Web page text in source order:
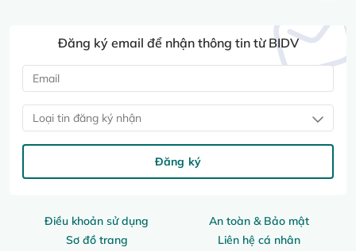
Điều khoản sử dụng
An toàn & Bảo mật
Sơ đồ trang
Liên hệ cá nhân
Đăng ký email để nhận thông tin từ BIDV
Loại tin đăng ký nhận
Đăng ký